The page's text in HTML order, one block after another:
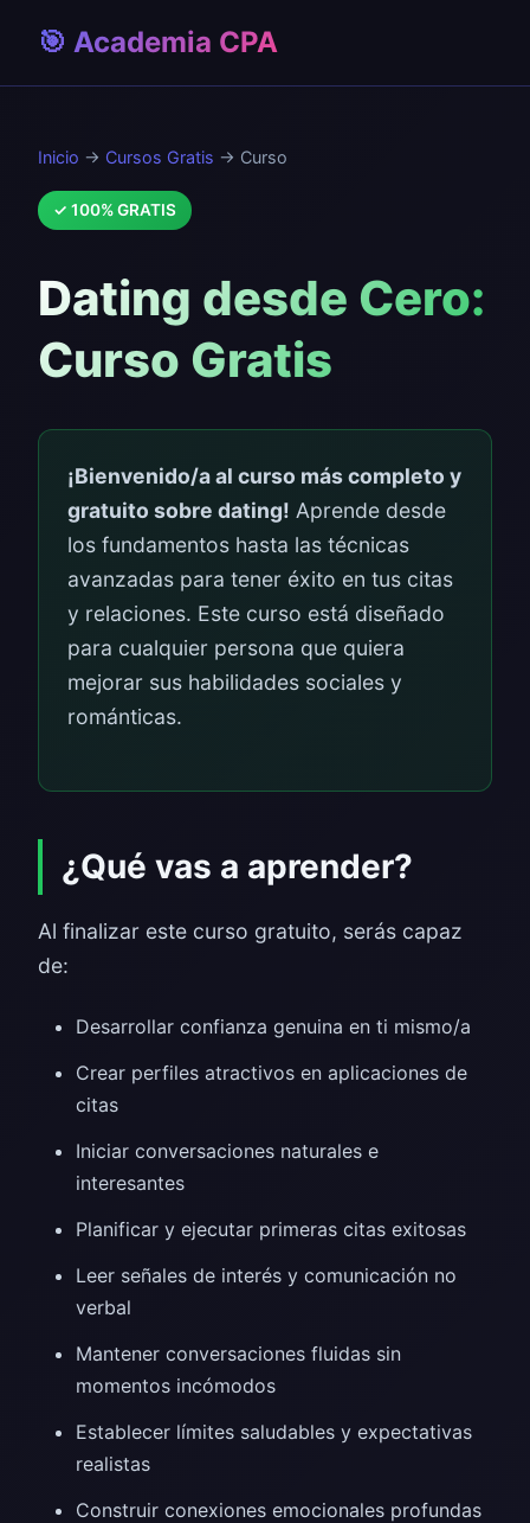
🎯 Academia CPA
Inicio → Cursos Gratis → Curso
✓ 100% GRATIS
Dating desde Cero:
Curso Gratis
¡Bienvenido/a al curso más completo y
gratuito sobre dating! Aprende desde
los fundamentos hasta las técnicas
avanzadas para tener éxito en tus citas
y relaciones. Este curso está diseñado
para cualquier persona que quiera
mejorar sus habilidades sociales y
románticas.
¿Qué vas a aprender?
Al finalizar este curso gratuito, serás capaz
de:
Desarrollar confianza genuina en ti mismo/a
Crear perfiles atractivos en aplicaciones de
citas
Iniciar conversaciones naturales e
interesantes
Planificar y ejecutar primeras citas exitosas
Leer señales de interés y comunicación no
verbal
Mantener conversaciones fluidas sin
momentos incómodos
Establecer límites saludables y expectativas
realistas
Construir conexiones emocionales profundas